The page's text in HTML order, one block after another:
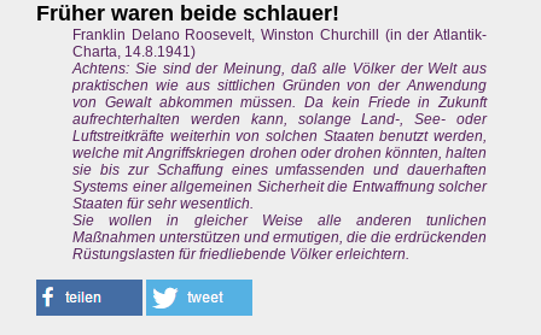
Früher waren beide schlauer!
Franklin Delano Roosevelt, Winston Churchill (in der Atlantik-
Charta, 14.8.1941)
Achtens: Sie sind der Meinung, daß alle Völker der Welt aus
praktischen wie aus sittlichen Gründen von der Anwendung
von Gewalt abkommen müssen. Da kein Friede in Zukunft
aufrechterhalten werden kann, solange Land-, See- oder
Luftstreitkräfte weiterhin von solchen Staaten benutzt werden,
welche mit Angriffskriegen drohen oder drohen könnten, halten
sie bis zur Schaffung eines umfassenden und dauerhaften
Systems einer allgemeinen Sicherheit die Entwaffnung solcher
Staaten für sehr wesentlich.
Sie wollen in gleicher Weise alle anderen tunlichen
Maßnahmen unterstützen und ermutigen, die die erdrückenden
Rüstungslasten für friedliebende Völker erleichtern.